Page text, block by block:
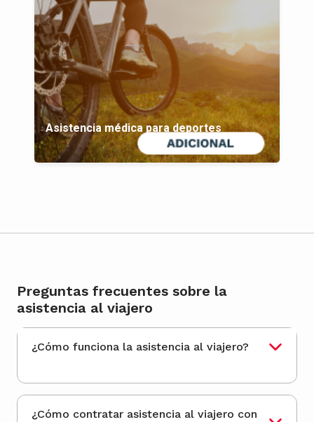
Asistencia médica para deportes
Preguntas frecuentes sobre la
asistencia al viajero
¿Cómo funciona la asistencia al viajero?
¿Cómo contratar asistencia al viajero con